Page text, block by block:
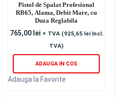
Pistol de Spalat Profesional
RB65, Alama, Debit Mare, cu
Duza Reglabila
765,00 lei + TVA (925,65 leiIncl.
TVA)
ADAUGA IN COS
Adauga la Favorite